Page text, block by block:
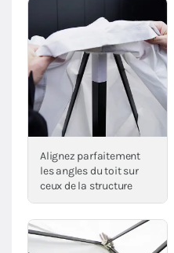
Alignez parfaitement
les angles du toit sur
ceux de la structure